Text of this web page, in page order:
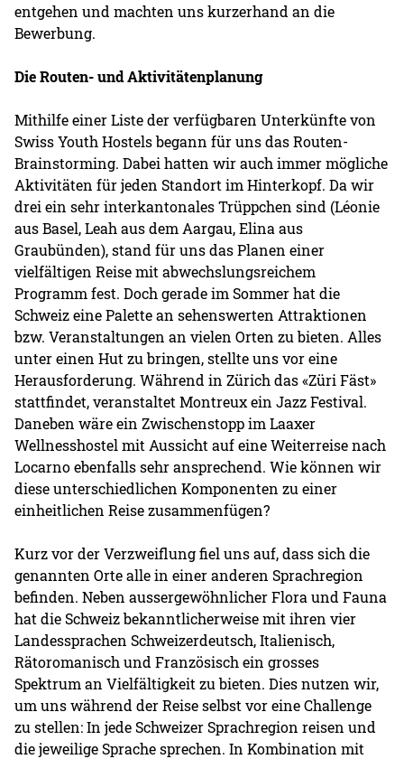
entgehen und machten uns kurzerhand an die
Bewerbung.
Die Routen- und Aktivitätenplanung
Mithilfe einer Liste der verfügbaren Unterkünfte von
Swiss Youth Hostels begann für uns das Routen-
Brainstorming. Dabei hatten wir auch immer mögliche
Aktivitäten für jeden Standort im Hinterkopf. Da wir
drei ein sehr interkantonales Trüppchen sind (Léonie
aus Basel, Leah aus dem Aargau, Elina aus
Graubünden), stand für uns das Planen einer
vielfältigen Reise mit abwechslungsreichem
Programm fest. Doch gerade im Sommer hat die
Schweiz eine Palette an sehenswerten Attraktionen
bzw. Veranstaltungen an vielen Orten zu bieten. Alles
unter einen Hut zu bringen, stellte uns vor eine
Herausforderung. Während in Zürich das «Züri Fäst»
stattfindet, veranstaltet Montreux ein Jazz Festival.
Daneben wäre ein Zwischenstopp im Laaxer
Wellnesshostel mit Aussicht auf eine Weiterreise nach
Locarno ebenfalls sehr ansprechend. Wie können wir
diese unterschiedlichen Komponenten zu einer
einheitlichen Reise zusammenfügen?
Kurz vor der Verzweiflung fiel uns auf, dass sich die
genannten Orte alle in einer anderen Sprachregion
befinden. Neben aussergewöhnlicher Flora und Fauna
hat die Schweiz bekanntlicherweise mit ihren vier
Landessprachen Schweizerdeutsch, Italienisch,
Rätoromanisch und Französisch ein grosses
Spektrum an Vielfältigkeit zu bieten. Dies nutzen wir,
um uns während der Reise selbst vor eine Challenge
zu stellen: In jede Schweizer Sprachregion reisen und
die jeweilige Sprache sprechen. In Kombination mit